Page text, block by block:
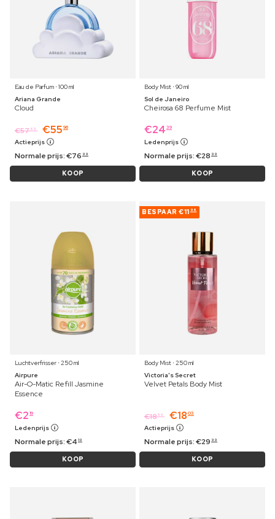
Eau de Parfum ⋅ 100 ml
Ariana Grande
Cloud
€57 69 €55 96
Actieprijs
Normale prijs:€76 99
KOOP
Body Mist ⋅ 90 ml
Sol de Janeiro
Cheirosa 68 Perfume Mist
€24 39
Ledenprijs
Normale prijs:€28 99
KOOP
Luchtverfrisser ⋅ 250 ml
Airpure
Air-O-Matic Refill Jasmine
Essence
€2 19
Ledenprijs
Normale prijs:€4 19
KOOP
BESPAAR €11 96
Body Mist ⋅ 250 ml
Victoria's Secret
Velvet Petals Body Mist
€1859 €18 03
Actieprijs
Normale prijs:€29 99
KOOP